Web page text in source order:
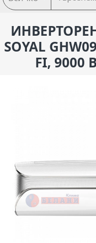
SOYAL
FI, 9000